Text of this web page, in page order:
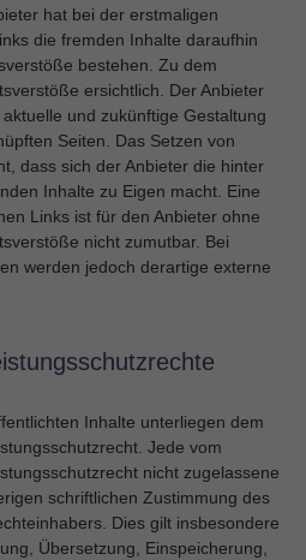
hat bei der erstmaligen
die fremden Inhalte daraufhin
bestehen. Zu dem
ersichtlich. Der Anbieter
und zukünftige Gestaltung
Seiten. Das Setzen von
dass sich der Anbieter die hinter
Inhalte zu Eigen macht. Eine
Links ist für den Anbieter ohne
nicht zumutbar. Bei
werden jedoch derartige externe
Inhalte unterliegen dem
Jede vom
nicht zugelassene
schriftlichen Zustimmung des
Dies gilt insbesondere
Übersetzung, Einspeicherung,